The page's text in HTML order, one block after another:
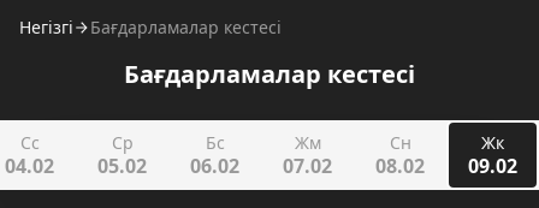
Негізгі Бағдарламалар кестесі
Бағдарламалар кестесі
Сс
04.02
Ср
05.02
Бс
06.02
Жм
07.02
Сн
08.02
Жк
09.02